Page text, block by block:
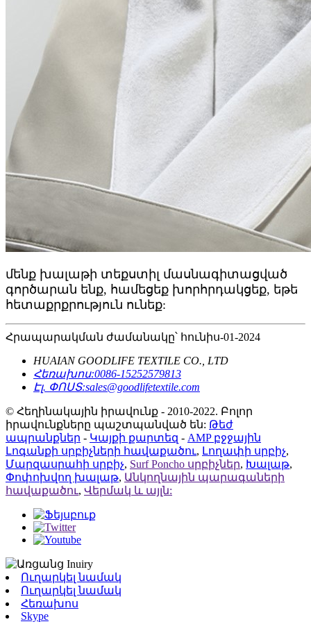
մենք խալաթի տեքստիլ մասնագիտացված
գործարան ենք, համեցեք խորհրդակցեք, եթե
հետաքրքրություն ունեք:
Հրապարակման ժամանակը՝ հունիս-01-2024
HUAIAN GOODLIFE TEXTILE CO., LTD
Հեռախոս:0086-15252579813
Էլ. ՓՈՍՏ:sales@goodlifetextile.com
© Հեղինակային իրավունք - 2010-2022. Բոլոր
իրավունքները պաշտպանված են: Թեժ
ապրանքներ - Կայքի քարտեզ - AMP բջջային
Լոգանքի սրբիչների հավաքածու, Լողափի սրբիչ,
Մարզասրահի սրբիչ, Surf Poncho սրբիչներ, Խալաթ,
Փոփոխվող խալաթ, Անկողնային պարագաների
հավաքածու, Վերմակ և այլն:
Ուղարկել նամակ
Ուղարկել նամակ
Հեռախոս
Skype